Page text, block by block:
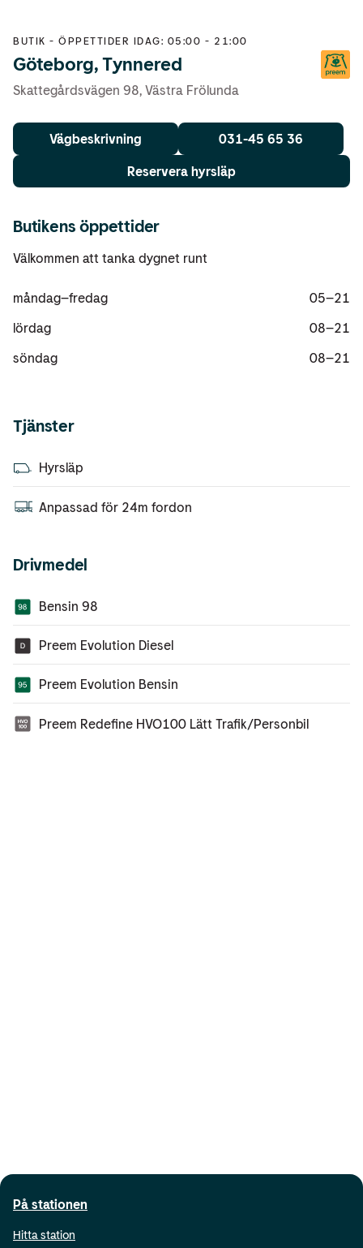
BUTIK -ÖPPETTIDER IDAG: 05:00 - 21:00
Göteborg, Tynnered
Skattegårdsvägen 98, Västra Frölunda
Vägbeskrivning 031-45 65 36
Reservera hyrsläp
Butikens öppettider
Välkommen att tanka dygnet runt
måndag–fredag
05–21
lördag
08–21
söndag
08–21
Tjänster
Hyrsläp
Anpassad för 24m fordon
Drivmedel
Bensin 98
Preem Evolution Diesel
Preem Evolution Bensin
Preem Redefine HVO100 Lätt Trafik/Personbil
På stationen
Hitta station